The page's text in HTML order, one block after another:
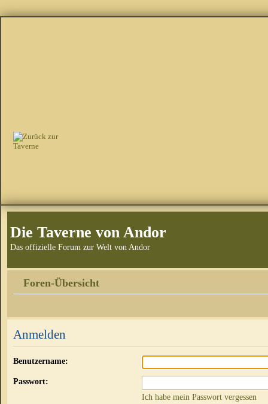
Die Taverne von Andor
Das offizielle Forum zur Welt von Andor
Foren-Übersicht
Anmelden
Benutzername:
Passwort:
Ich habe mein Passwort vergessen